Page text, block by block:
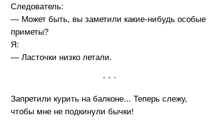
Следователь:
— Может быть, вы заметили какие-нибудь особые
приметы?
Я:
— Ласточки низко летали.
• • •
Запретили курить на балконе... Теперь слежу,
чтобы мне не подкинули бычки!